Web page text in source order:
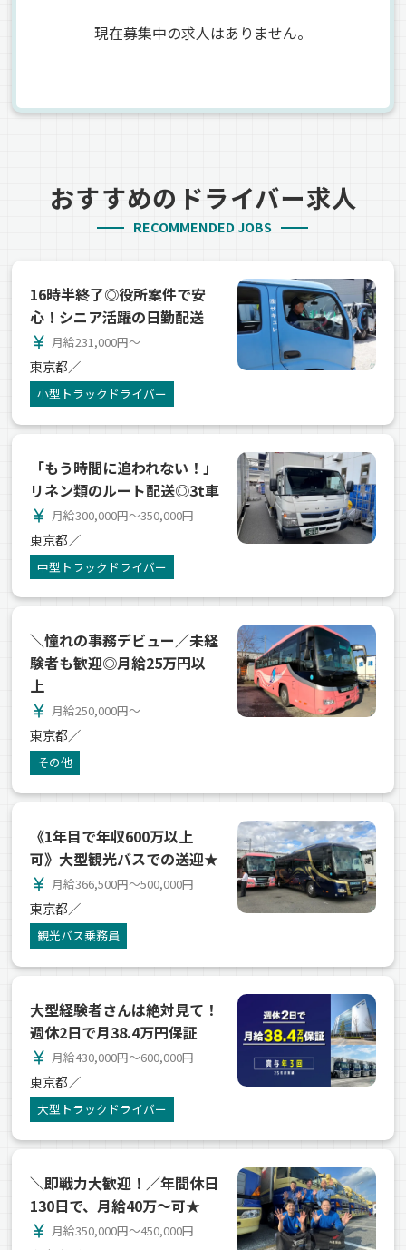
現在募集中の求人はありません。
おすすめのドライバー求人
RECOMMENDED JOBS
16時半終了◎役所案件で安
心！シニア活躍の日勤配送
currency_yen 月給231,000円～
東京都／
小型トラックドライバー
「もう時間に追われない！」
リネン類のルート配送◎3t車
currency_yen 月給300,000円～350,000円
東京都／
中型トラックドライバー
＼憧れの事務デビュー／未経
験者も歓迎◎月給25万円以
上
currency_yen 月給250,000円～
東京都／
その他
《1年目で年収600万以上
可》大型観光バスでの送迎★
currency_yen 月給366,500円～500,000円
東京都／
観光バス乗務員
大型経験者さんは絶対見て！
週休2日で月38.4万円保証
currency_yen 月給430,000円～600,000円
東京都／
大型トラックドライバー
＼即戦力大歓迎！／年間休日
130日で、月給40万～可★
currency_yen 月給350,000円～450,000円